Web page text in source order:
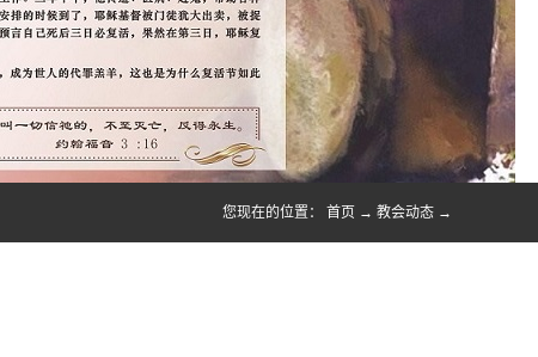
您现在的位置： 首页 → 教会动态 →